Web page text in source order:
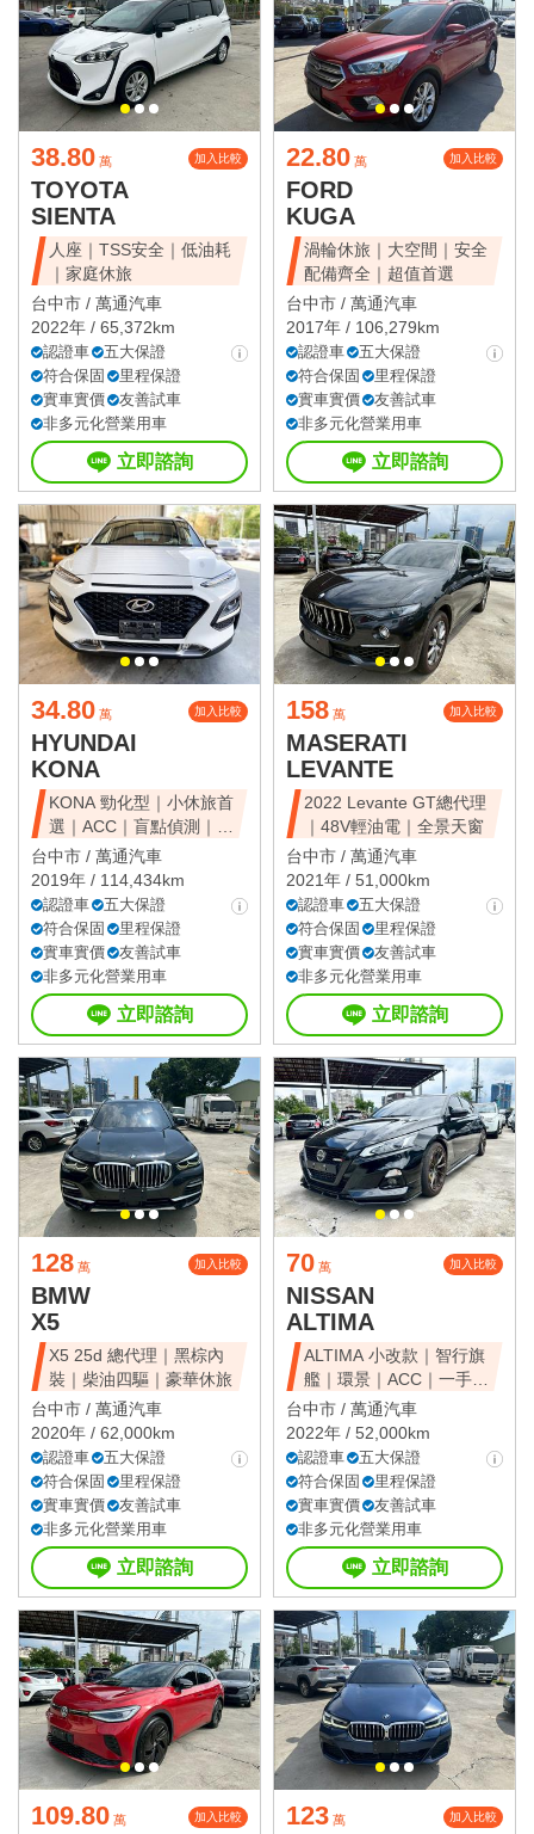
38.80 萬 加入比較
TOYOTA
SIENTA
人座｜TSS安全｜低油耗
｜家庭休旅
台中市 / 萬通汽車
2022年 / 65,372km
認證車
五大保證
符合保固
里程保證
實車實價
友善試車
非多元化營業用車
立即諮詢
22.80 萬 加入比較
FORD
KUGA
渦輪休旅｜大空間｜安全
配備齊全｜超值首選
台中市 / 萬通汽車
2017年 / 106,279km
認證車
五大保證
符合保固
里程保證
實車實價
友善試車
非多元化營業用車
立即諮詢
34.80 萬 加入比較
HYUNDAI
KONA
KONA 勁化型｜小休旅首
選｜ACC｜盲點偵測｜省
油好開
台中市 / 萬通汽車
2019年 / 114,434km
認證車
五大保證
符合保固
里程保證
實車實價
友善試車
非多元化營業用車
立即諮詢
158 萬 加入比較
MASERATI
LEVANTE
2022 Levante GT總代理
｜48V輕油電｜全景天窗
台中市 / 萬通汽車
2021年 / 51,000km
認證車
五大保證
符合保固
里程保證
實車實價
友善試車
非多元化營業用車
立即諮詢
128 萬 加入比較
BMW
X5
X5 25d 總代理｜黑棕內
裝｜柴油四驅｜豪華休旅
台中市 / 萬通汽車
2020年 / 62,000km
認證車
五大保證
符合保固
里程保證
實車實價
友善試車
非多元化營業用車
立即諮詢
70 萬 加入比較
NISSAN
ALTIMA
ALTIMA 小改款｜智行旗
艦｜環景｜ACC｜一手美
車
台中市 / 萬通汽車
2022年 / 52,000km
認證車
五大保證
符合保固
里程保證
實車實價
友善試車
非多元化營業用車
立即諮詢
109.80 萬 加入比較 123 萬 加入比較